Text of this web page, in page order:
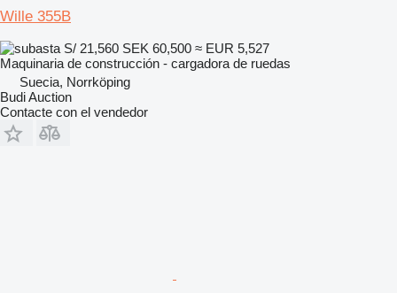
Wille 355B
S/ 21,560 SEK 60,500 ≈ EUR 5,527
Maquinaria de construcción - cargadora de ruedas
Suecia, Norrköping
Budi Auction
Contacte con el vendedor